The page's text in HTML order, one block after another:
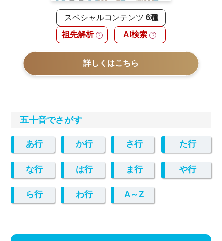
スペシャルコンテンツ 6種
祖先解析 ？ AI検索 ？
詳しくはこちら
五十音でさがす
あ行 か行 さ行 た行
な行 は行 ま行 や行
ら行 わ行 A～Z